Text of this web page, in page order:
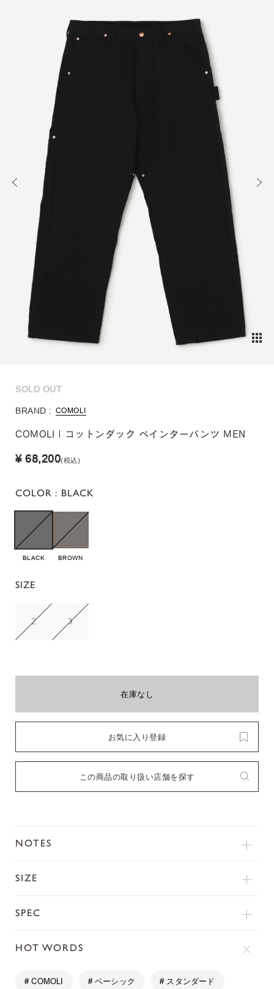
SOLD OUT
BRAND : COMOLI
COMOLI | コットンダック ペインターパンツ MEN
¥ 68,200(税込)
COLOR : BLACK
BLACK BROWN
SIZE
2 3
在庫なし
お気に入り登録
この商品の取り扱い店舗を探す
NOTES
SIZE
SPEC
HOT WORDS
# COMOLI # ベーシック # スタンダード